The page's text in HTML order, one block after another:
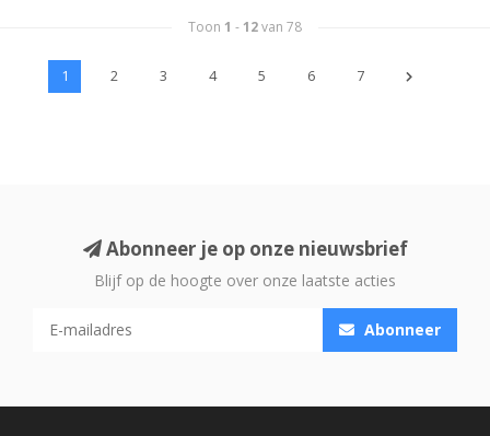
Toon 1 - 12van 78
1 2 3 4 5 6 7
Abonneer je op onze nieuwsbrief
Blijf op de hoogte over onze laatste acties
Abonneer